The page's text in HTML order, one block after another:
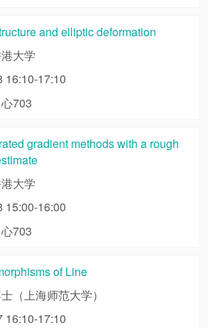
and elliptic deformation
大学
16:10-17:10
703
gradient methods with a rough
大学
15:00-16:00
703
of Line
（上海师范大学）
16:10-17:10